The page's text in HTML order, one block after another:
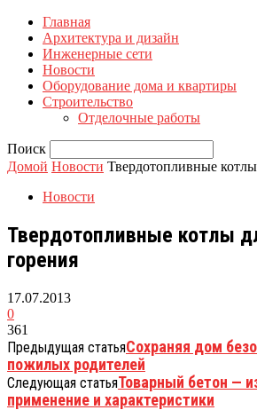
Главная
Архитектура и дизайн
Инженерные сети
Новости
Оборудование дома и квартиры
Строительство
Отделочные работы
Поиск
Домой Новости Твердотопливные
Новости
Твердотопливные котлы
горения
17.07.2013
0
361
Предыдущая статьяСохраняя дом
пожилых родителей
Следующая статьяТоварный бетон —
применение и характеристики